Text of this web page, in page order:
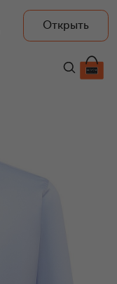
Открыть
93 050 ₽